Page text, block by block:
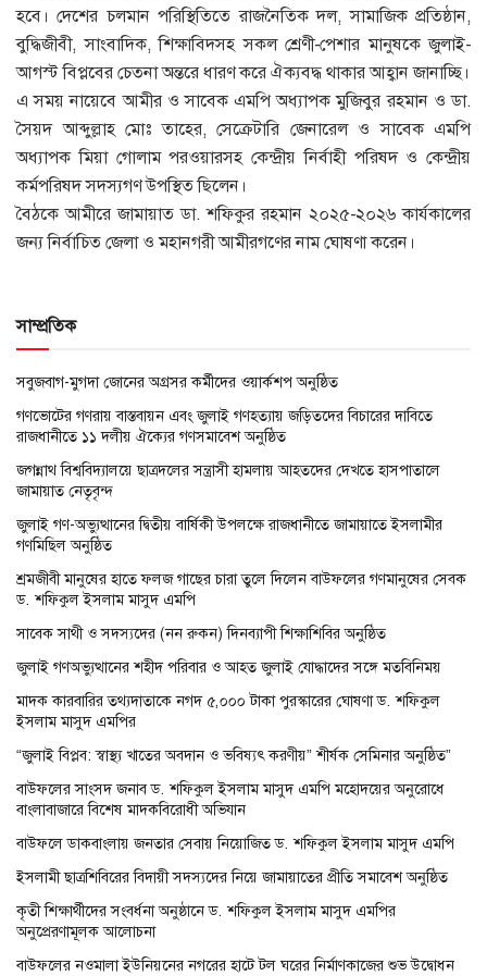
হবে। দেশের চলমান পরিস্থিতিতে রাজনৈতিক দল, সামাজিক প্রতিষ্ঠান,
বুদ্ধিজীবী, সাংবাদিক, শিক্ষাবিদসহ সকল শ্রেণী-পেশার মানুষকে জুলাই-
আগস্ট বিপ্লবের চেতনা অন্তরে ধারণ করে ঐক্যবদ্ধ থাকার আহ্বান জানাচ্ছি।
এ সময় নায়েবে আমীর ও সাবেক এমপি অধ্যাপক মুজিবুর রহমান ও ডা.
সৈয়দ আব্দুল্লাহ মোঃ তাহের, সেক্রেটারি জেনারেল ও সাবেক এমপি
অধ্যাপক মিয়া গোলাম পরওয়ারসহ কেন্দ্রীয় নির্বাহী পরিষদ ও কেন্দ্রীয়
কর্মপরিষদ সদস্যগণ উপস্থিত ছিলেন।
বৈঠকে আমীরে জামায়াত ডা. শফিকুর রহমান ২০২৫-২০২৬ কার্যকালের
জন্য নির্বাচিত জেলা ও মহানগরী আমীরগণের নাম ঘোষণা করেন।
সাম্প্রতিক
সবুজবাগ-মুগদা জোনের অগ্রসর কর্মীদের ওয়ার্কশপ অনুষ্ঠিত
গণভোটের গণরায় বাস্তবায়ন এবং জুলাই গণহত্যায় জড়িতদের বিচারের দাবিতে
রাজধানীতে ১১ দলীয় ঐক্যের গণসমাবেশ অনুষ্ঠিত
জগন্নাথ বিশ্ববিদ্যালয়ে ছাত্রদলের সন্ত্রাসী হামলায় আহতদের দেখতে হাসপাতালে
জামায়াত নেতৃবৃন্দ
জুলাই গণ-অভ্যুত্থানের দ্বিতীয় বার্ষিকী উপলক্ষে রাজধানীতে জামায়াতে ইসলামীর
গণমিছিল অনুষ্ঠিত
শ্রমজীবী মানুষের হাতে ফলজ গাছের চারা তুলে দিলেন বাউফলের গণমানুষের সেবক
ড. শফিকুল ইসলাম মাসুদ এমপি
সাবেক সাথী ও সদস্যদের (নন রুকন) দিনব্যাপী শিক্ষাশিবির অনুষ্ঠিত
জুলাই গণঅভ্যুত্থানের শহীদ পরিবার ও আহত জুলাই যোদ্ধাদের সঙ্গে মতবিনিময়
মাদক কারবারির তথ্যদাতাকে নগদ ৫,০০০ টাকা পুরস্কারের ঘোষণা ড. শফিকুল
ইসলাম মাসুদ এমপির
“জুলাই বিপ্লব: স্বাস্থ্য খাতের অবদান ও ভবিষ্যৎ করণীয়” শীর্ষক সেমিনার অনুষ্ঠিত”
বাউফলের সাংসদ জনাব ড. শফিকুল ইসলাম মাসুদ এমপি মহোদয়ের অনুরোধে
বাংলাবাজারে বিশেষ মাদকবিরোধী অভিযান
বাউফলে ডাকবাংলায় জনতার সেবায় নিয়োজিত ড. শফিকুল ইসলাম মাসুদ এমপি
ইসলামী ছাত্রশিবিরের বিদায়ী সদস্যদের নিয়ে জামায়াতের প্রীতি সমাবেশ অনুষ্ঠিত
কৃতী শিক্ষার্থীদের সংবর্ধনা অনুষ্ঠানে ড. শফিকুল ইসলাম মাসুদ এমপির
অনুপ্রেরণামূলক আলোচনা
বাউফলের নওমালা ইউনিয়নের নগরের হাটে টল ঘরের নির্মাণকাজের শুভ উদ্বোধন